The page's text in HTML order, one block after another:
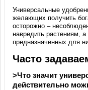
Универсальные
желающих получить
осторожно –
навредить растениям,
предназначенных для
Часто
>Что значит
действительно